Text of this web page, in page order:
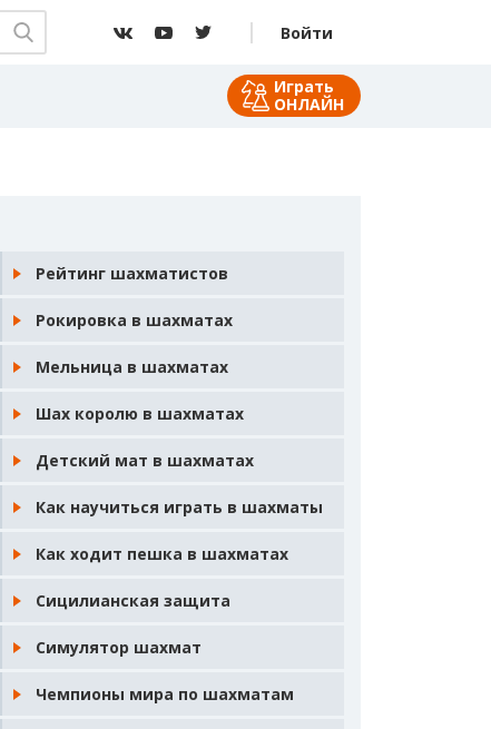
Войти
Играть
ОНЛАЙН
Рейтинг шахматистов
Рокировка в шахматах
Мельница в шахматах
Шах королю в шахматах
Детский мат в шахматах
Как научиться играть в шахматы
Как ходит пешка в шахматах
Сицилианская защита
Симулятор шахмат
Чемпионы мира по шахматам